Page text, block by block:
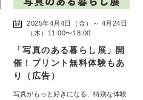
2025年4月4日（金）～ 4月24日
（木）11:00〜18:00
「写真のある暮らし展」開
催！プリント無料体験もあ
り（広告）
写真がもっと好きになる、特別な体験